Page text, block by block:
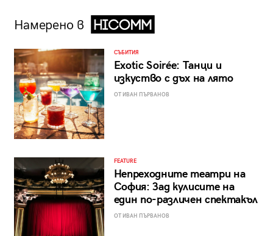
Намерено в
СЪБИТИЯ
Exotic Soirée: Танци и
изкуство с дъх на лято
ОТ ИВАН ПЪРВАНОВ
FEATURE
Непреходните театри на
София: Зад кулисите на
един по-различен спектакъл
ОТ ИВАН ПЪРВАНОВ